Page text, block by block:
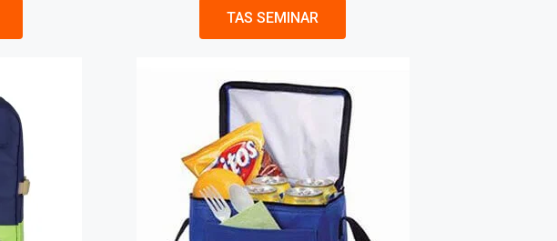
TAS SEMINAR